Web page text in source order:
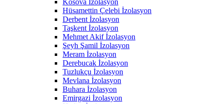
Kosova İzolasyon
Hüsamettin Çelebi İzolasyon
Derbent İzolasyon
Taşkent İzolasyon
Mehmet Akif İzolasyon
Şeyh Şamil İzolasyon
Meram İzolasyon
Derebucak İzolasyon
Tuzlukçu İzolasyon
Mevlana İzolasyon
Buhara İzolasyon
Emirgazi İzolasyon